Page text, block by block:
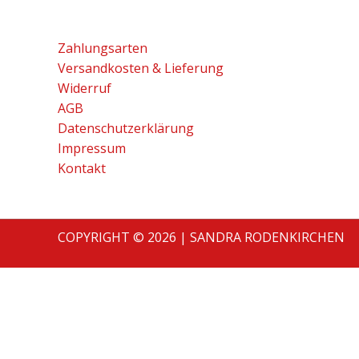
Zahlungsarten
Versandkosten & Lieferung
Widerruf
AGB
Datenschutzerklärung
Impressum
Kontakt
COPYRIGHT © 2026 | SANDRA RODENKIRCHEN